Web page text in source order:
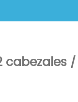
cabezales